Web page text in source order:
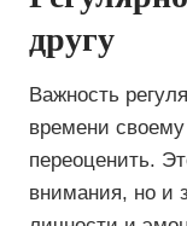
другу
Важность
времени
переоценить.
внимания, но и